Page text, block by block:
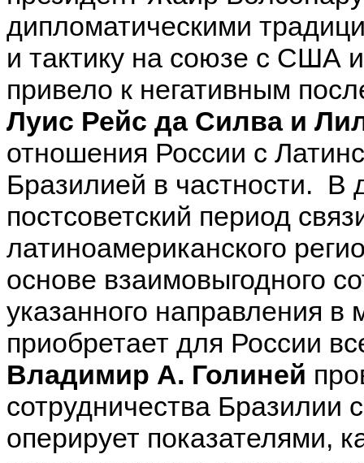
дипломатическими
и тактику на союзе с США
привело к негативным
Луис Рейс да Силва и
отношения России с
Бразилией в частности. В
постсоветский период
латиноамериканского
основе взаимовыгодного
указанного направления
приобретает для России
Владимир А. Голиней
сотрудничества Бразилии
оперирует показателями,